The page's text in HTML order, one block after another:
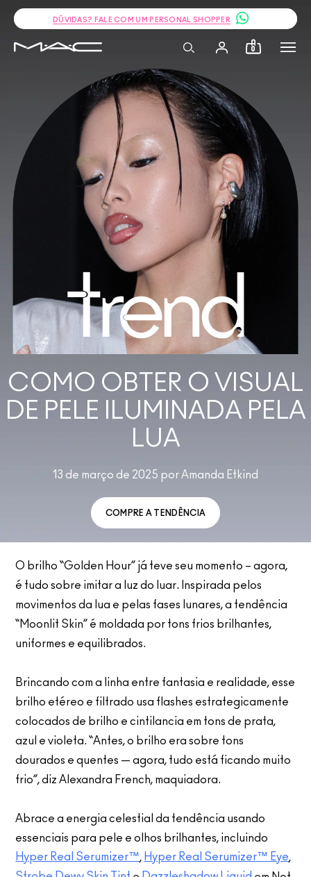
JUNTE-SE AO PROGRAMA DE FIDELIDADE E GANHE 10% OFF NA SUA
0
COMO OBTER O VISUAL
DE PELE ILUMINADA PELA
LUA
13 de março de 2025 por Amanda Etkind
COMPRE A TENDÊNCIA
O brilho “Golden Hour” já teve seu momento – agora,
é tudo sobre imitar a luz do luar. Inspirada pelos
movimentos da lua e pelas fases lunares, a tendência
“Moonlit Skin” é moldada por tons frios brilhantes,
uniformes e equilibrados.
Brincando com a linha entre fantasia e realidade, esse
brilho etéreo e filtrado usa flashes estrategicamente
colocados de brilho e cintilancia em tons de prata,
azul e violeta. “Antes, o brilho era sobre tons
dourados e quentes — agora, tudo está ficando muito
frio”, diz Alexandra French, maquiadora.
Abrace a energia celestial da tendência usando
essenciais para pele e olhos brilhantes, incluindo
Hyper Real Serumizer™, Hyper Real Serumizer™ Eye,